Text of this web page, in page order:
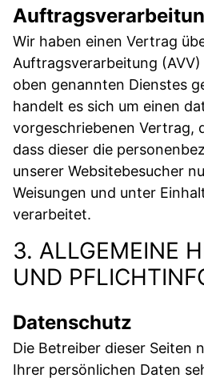
Wir haben einen Vertrag
Auftragsverarbeitung
oben genannten Dienstes
handelt es sich um einen
vorgeschriebenen Vertrag,
dass dieser die
unserer Websitebesucher
Weisungen und unter
verarbeitet.
3. ALLGEMEINE
UND
Datenschutz
Die Betreiber dieser Seiten
Ihrer persönlichen Daten